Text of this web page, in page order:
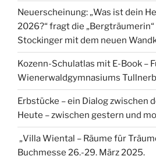
Neuerscheinung: „Was ist dein
2026?“ fragt die
Stockinger mit dem neuen
Kozenn-Schulatlas mit E-Book –
Wienerwaldgymnasiums
Erbstücke – ein Dialog zwischen
Heute – zwischen gestern und
„Villa Wiental – Räume für
Buchmesse 26.-29. März 2025.